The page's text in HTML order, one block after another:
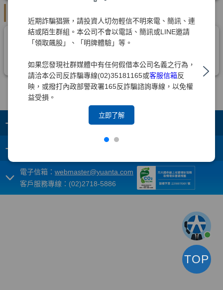
近期詐騙猖獗，請投資人切勿輕信不明來電、簡訊、連
結或陌生群組。本公司不會以電話、簡訊或LINE邀請
「領取飆股」、「明牌體驗」等。
如果您發現社群媒體中有任何假借本公司名義之行為，
請洽本公司反詐騙專線(02)35181165或客服信箱反
映，或撥打內政部警政署165反詐騙諮詢專線，以免權
益受損。
立即了解
+
+
電子信箱： webmaster@yuanta.com
客戶服務專線：(02)2718-5886
TOP